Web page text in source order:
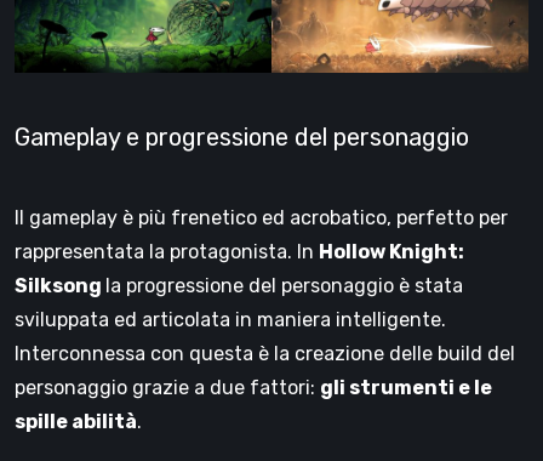
Gameplay e progressione del personaggio
Il gameplay è più frenetico ed acrobatico, perfetto per
rappresentata la protagonista. In Hollow Knight:
Silksong la progressione del personaggio è stata
sviluppata ed articolata in maniera intelligente.
Interconnessa con questa è la creazione delle build del
personaggio grazie a due fattori: gli strumenti e le
spille abilità.